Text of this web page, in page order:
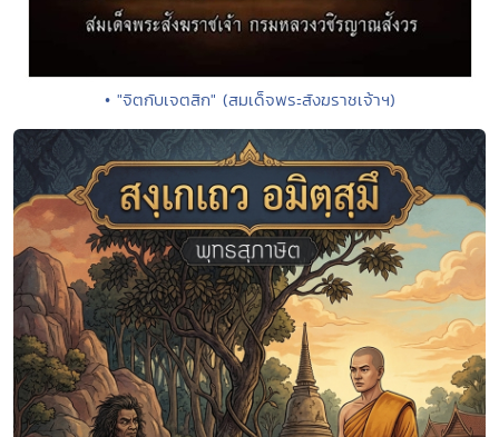
• "จิตกับเจตสิก" (สมเด็จพระสังฆราชเจ้าฯ)